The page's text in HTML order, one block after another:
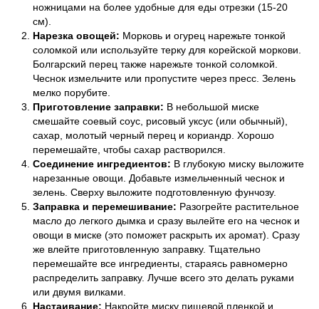
ножницами на более удобные для еды отрезки (15-20
см).
Нарезка овощей: Морковь и огурец нарежьте тонкой
соломкой или используйте терку для корейской моркови.
Болгарский перец также нарежьте тонкой соломкой.
Чеснок измельчите или пропустите через пресс. Зелень
мелко порубите.
Приготовление заправки: В небольшой миске
смешайте соевый соус, рисовый уксус (или обычный),
сахар, молотый черный перец и кориандр. Хорошо
перемешайте, чтобы сахар растворился.
Соединение ингредиентов: В глубокую миску выложите
нарезанные овощи. Добавьте измельченный чеснок и
зелень. Сверху выложите подготовленную фунчозу.
Заправка и перемешивание: Разогрейте растительное
масло до легкого дымка и сразу вылейте его на чеснок и
овощи в миске (это поможет раскрыть их аромат). Сразу
же влейте приготовленную заправку. Тщательно
перемешайте все ингредиенты, стараясь равномерно
распределить заправку. Лучше всего это делать руками
или двумя вилками.
Настаивание: Накройте миску пищевой пленкой и